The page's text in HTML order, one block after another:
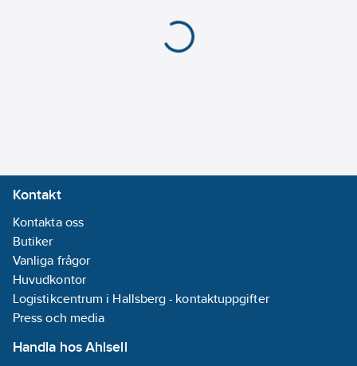
Kontakt
Kontakta oss
Butiker
Vanliga frågor
Huvudkontor
Logistikcentrum i Hallsberg - kontaktuppgifter
Press och media
Handla hos Ahlsell